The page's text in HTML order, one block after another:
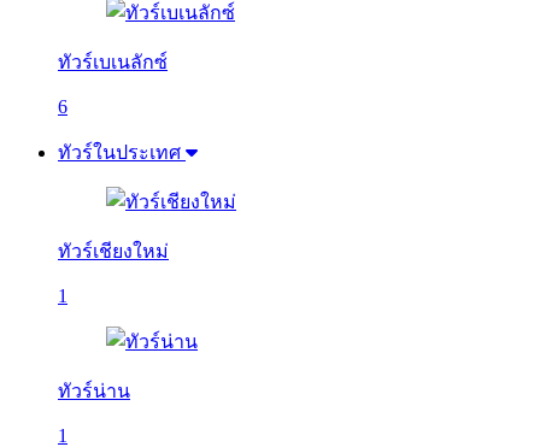
ทัวร์เบเนลักซ์
6
ทัวร์ในประเทศ
ทัวร์เชียงใหม่
1
ทัวร์น่าน
1